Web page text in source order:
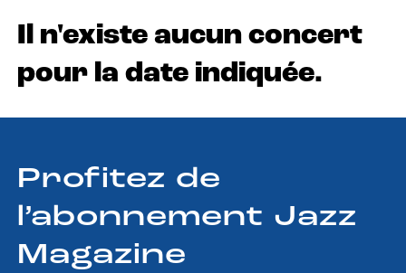
Il n'existe aucun concert
pour la date indiquée.
Profitez de
l’abonnement Jazz
Magazine